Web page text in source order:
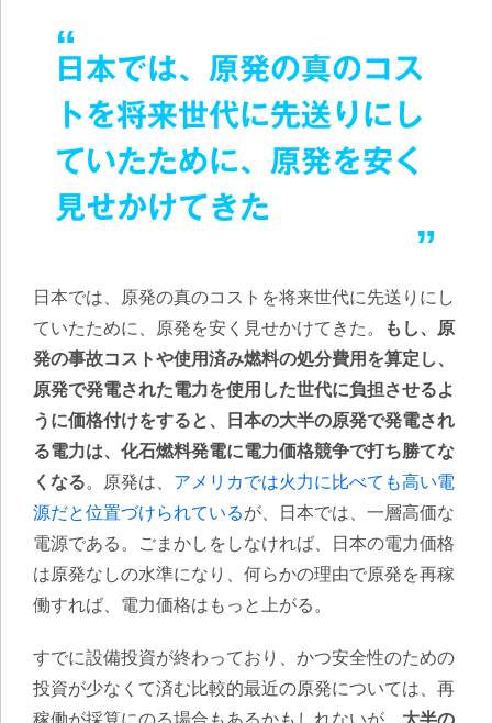
日本では、原発の真のコス
トを将来世代に先送りにし
ていたために、原発を安く
見せかけてきた
日本では、原発の真のコストを将来世代に先送りにし
ていたために、原発を安く見せかけてきた。
もし、原
発の事故コストや使用済み燃料の処分費用を算定し、
原発で発電された電力を使用した世代に負担させるよ
うに価格付けをすると、日本の大半の原発で発電され
る電力は、化石燃料発電に電力価格競争で打ち勝てな
くなる。原発は、 アメリカでは火力に比べても高い電
源だと位置づけられているが、日本では、一層高価な
電源である。ごまかしをしなければ、日本の電力価格
は原発なしの水準になり、何らかの理由で原発を再稼
働すれば、電力価格はもっと上がる。
すでに設備投資が終わっており、かつ安全性のための
投資が少なくて済む比較的最近の原発については、再